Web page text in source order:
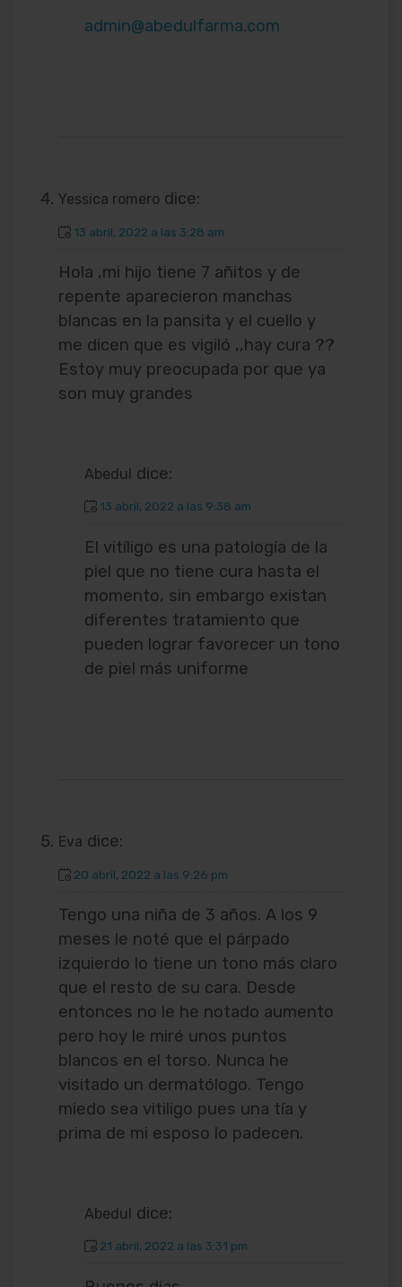
admin@abedulfarma.com
Yessica romero dice:
13 abril, 2022 a las 3:28 am
Hola ,mi hijo tiene 7 añitos y de
repente aparecieron manchas
blancas en la pansita y el cuello y
me dicen que es vigiló ,,hay cura ??
Estoy muy preocupada por que ya
son muy grandes
Abedul dice:
13 abril, 2022 a las 9:38 am
El vitíligo es una patología de la
piel que no tiene cura hasta el
momento, sin embargo existan
diferentes tratamiento que
pueden lograr favorecer un tono
de piel más uniforme
Eva dice:
20 abril, 2022 a las 9:26 pm
Tengo una niña de 3 años. A los 9
meses le noté que el párpado
izquierdo lo tiene un tono más claro
que el resto de su cara. Desde
entonces no le he notado aumento
pero hoy le miré unos puntos
blancos en el torso. Nunca he
visitado un dermatólogo. Tengo
miedo sea vitiligo pues una tía y
prima de mi esposo lo padecen.
Abedul dice:
21 abril, 2022 a las 3:31 pm